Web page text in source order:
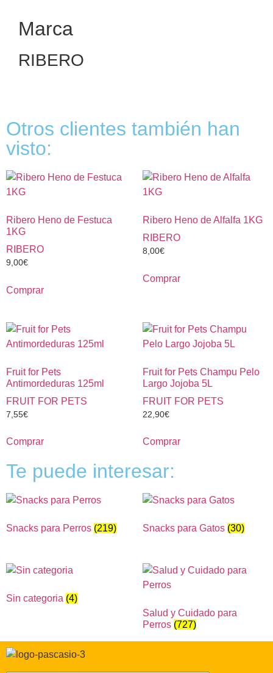
Marca
RIBERO
Otros clientes también han
visto:
Ribero Heno de Festuca
1KG
RIBERO
9,00€
Comprar
Ribero Heno de Alfalfa 1KG
RIBERO
8,00€
Comprar
Fruit for Pets
Antimordeduras 125ml
FRUIT FOR PETS
7,55€
Comprar
Fruit for Pets Champu Pelo
Largo Jojoba 5L
FRUIT FOR PETS
22,90€
Comprar
Te puede interesar:
Snacks para Perros (219) Snacks para Gatos (30)
Sin categoria (4)
Salud y Cuidado para
Perros (727)